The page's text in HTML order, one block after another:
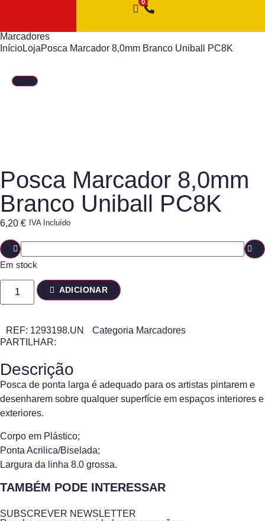
Marcadores
InícioLojaPosca Marcador 8,0mm Branco Uniball PC8K
Posca Marcador 8,0mm
Branco Uniball PC8K
6,20 € IVA Incluído
Em stock
ADICIONAR
REF: 1293198.UN Categoria Marcadores
PARTILHAR:
Descrição
Posca de ponta larga é adequado para os artistas pintarem e
desenharem sobre qualquer superfície em espaços interiores e
exteriores.
Corpo em Plástico;
Ponta Acrilica/Biselada;
Largura da linha 8.0 grossa.
TAMBÉM PODE INTERESSAR
SUBSCREVER NEWSLETTER